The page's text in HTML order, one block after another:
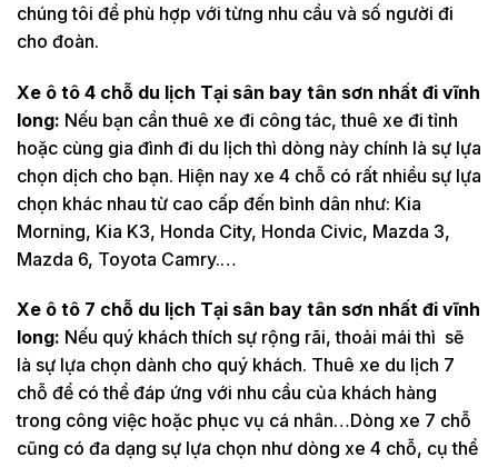
chúng tôi để phù hợp với từng nhu cầu và số người đi
cho đoàn.
Xe ô tô 4 chỗ du lịch Tại sân bay tân sơn nhất đi vĩnh
long: Nếu bạn cần thuê xe đi công tác, thuê xe đi tỉnh
hoặc cùng gia đình đi du lịch thì dòng này chính là sự lựa
chọn dịch cho bạn. Hiện nay xe 4 chỗ có rất nhiều sự lựa
chọn khác nhau từ cao cấp đến bình dân như: Kia
Morning, Kia K3, Honda City, Honda Civic, Mazda 3,
Mazda 6, Toyota Camry.…
Xe ô tô 7 chỗ du lịch Tại sân bay tân sơn nhất đi vĩnh
long: Nếu quý khách thích sự rộng rãi, thoải mái thì sẽ
là sự lựa chọn dành cho quý khách. Thuê xe du lịch 7
chỗ để có thể đáp ứng với nhu cầu của khách hàng
trong công việc hoặc phục vụ cá nhân…Dòng xe 7 chỗ
cũng có đa dạng sự lựa chọn như dòng xe 4 chỗ, cụ thể